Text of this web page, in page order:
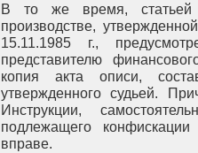
В то же время, статьей
производстве,
15.11.1985 г.,
представителю
копия акта описи,
утвержденного судьей.
Инструкции,
подлежащего
вправе.